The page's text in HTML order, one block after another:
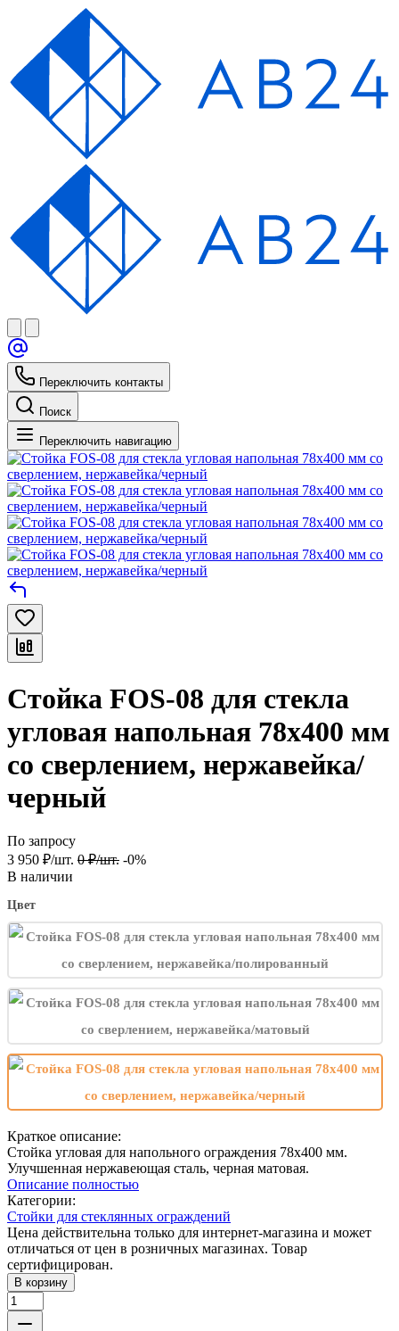
Переключить контакты
Поиск
Переключить навигацию
Стойка FOS-08 для стекла
угловая напольная 78х400 мм
со сверлением, нержавейка/
черный
По запросу
3 950 ₽/шт. 0 ₽/шт. -0%
В наличии
Цвет
Краткое описание:
Стойка угловая для напольного ограждения 78x400 мм.
Улучшенная нержавеющая сталь, черная матовая.
Описание полностью
Категории:
Стойки для стеклянных ограждений
Цена действительна только для интернет-магазина и может
отличаться от цен в розничных магазинах. Товар
сертифицирован.
В корзину